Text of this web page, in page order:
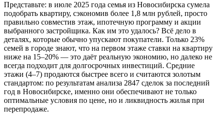
Представьте: в июле 2025 года семья из Новосибирска сумела
подобрать квартиру, сэкономив более 1,8 млн рублей, просто
правильно совместив этаж, ипотечную программу и акции
выбранного застройщика. Как им это удалось? Всё дело в
деталях, которые обычно упускают покупатели. Только 23%
семей в городе знают, что на первом этаже ставки на квартиру
ниже на 15–20% — это даёт реальную экономию, но далеко не
всегда подходит для долгосрочных инвестиций. Средние
этажи (4–7) продаются быстрее всего и считаются золотым
стандартом: по результатам анализа 2847 сделок за последний
год в Новосибирске, именно они обеспечивают не только
оптимальные условия по цене, но и ликвидность жилья при
перепродаже.